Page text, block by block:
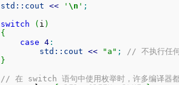
std:: cout << ' \n ' ;
switch
( i )
{
case 4:
std:: cout << "a" ;
// 不执行任
}
// 在 switch 语句中使用枚举时，许多编译器都